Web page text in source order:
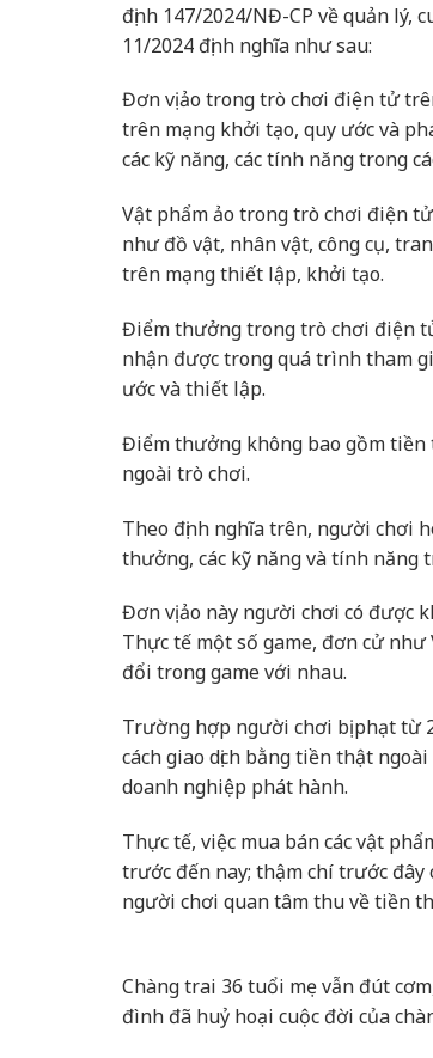
định 147/2024/NĐ-CP về quản lý,
11/2024 định nghĩa như sau:
Đơn vị ảo trong trò chơi điện tử
trên mạng khởi tạo, quy ước và
các kỹ năng, các tính năng trong
Vật phẩm ảo trong trò chơi điện
như đồ vật, nhân vật, công cụ,
trên mạng thiết lập, khởi tạo.
Điểm thưởng trong trò chơi điện
nhận được trong quá trình tham
ước và thiết lập.
Điểm thưởng không bao gồm tiền
ngoài trò chơi.
Theo định nghĩa trên, người chơi
thưởng, các kỹ năng và tính năng
Đơn vị ảo này người chơi có được
Thực tế một số game, đơn cử như
đổi trong game với nhau.
Trường hợp người chơi bị phạt từ
cách giao dịch bằng tiền thật
doanh nghiệp phát hành.
Thực tế, việc mua bán các vật
trước đến nay; thậm chí trước đây
người chơi quan tâm thu về tiền
Chàng trai 36 tuổi mẹ vẫn đút
đình đã huỷ hoại cuộc đời của